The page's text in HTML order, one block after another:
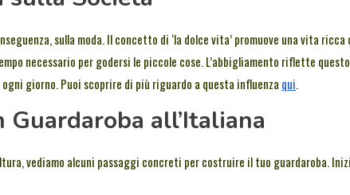
sulla moda. Il concetto di ‘la dolce vita’ promuove una vita ricca
necessario per godersi le piccole cose. L’abbigliamento riflette questo
giorno. Puoi scoprire di più riguardo a questa influenza qui.
all’Italiana
vediamo alcuni passaggi concreti per costruire il tuo guardaroba.